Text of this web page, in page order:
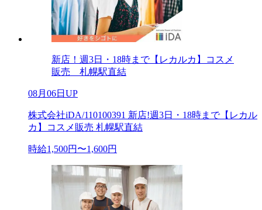
新店！週3日・18時まで【レカルカ】コスメ
販売 札幌駅直結
08月06日UP
株式会社iDA/110100391 新店!週3日・18時まで【レカル
カ】コスメ販売 札幌駅直結
時給1,500円〜1,600円